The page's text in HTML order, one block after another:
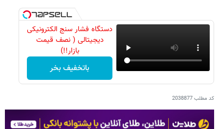
دستگاه فشار سنج الکترونیکی
دیجیتالی ( نصف قیمت
بازار!!)
باتخفیف بخر
کد مطلب2038877